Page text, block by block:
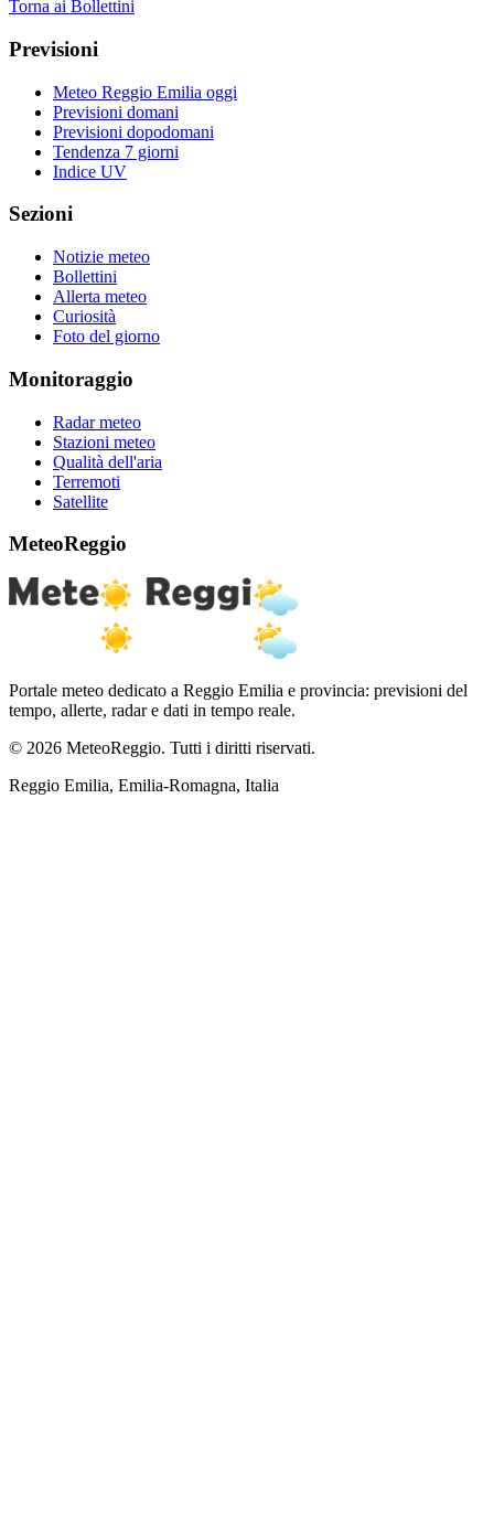
Torna ai Bollettini
Previsioni
Meteo Reggio Emilia oggi
Previsioni domani
Previsioni dopodomani
Tendenza 7 giorni
Indice UV
Sezioni
Notizie meteo
Bollettini
Allerta meteo
Curiosità
Foto del giorno
Monitoraggio
Radar meteo
Stazioni meteo
Qualità dell'aria
Terremoti
Satellite
MeteoReggio
Portale meteo dedicato a Reggio Emilia e provincia: previsioni del
tempo, allerte, radar e dati in tempo reale.
© 2026 MeteoReggio. Tutti i diritti riservati.
Reggio Emilia, Emilia-Romagna, Italia